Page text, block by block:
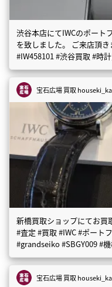
渋谷本店にてIWCのポート
を致しました。 ご来店頂
#IW458101 #渋谷買取 #時
宝石広場 買取
新橋買取ショップにてお買
#査定 #買取 #IWC #ポート
#grandseiko #SBGY009 #
宝石広場 買取